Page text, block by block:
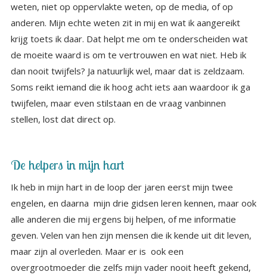
stellen, lost dat direct op.
De helpers in mijn hart
Ik heb in mijn hart in de loop der jaren eerst mijn twee
engelen, en daarna mijn drie gidsen leren kennen, maar ook
alle anderen die mij ergens bij helpen, of me informatie
geven. Velen van hen zijn mensen die ik kende uit dit leven,
maar zijn al overleden. Maar er is ook een
overgrootmoeder die zelfs mijn vader nooit heeft gekend,
en ik dus ook niet. Zij helpt mij bij kwesties die te maken
hebben met familie en familielijnen. Bloedverwanten dus.
Zij hielp me om te gaan met hele moeilijke dingen die
gebeurden in mijn leven en die me veel pijn en verdriet
gaven. Zij liet me zien dat ik mijn hele lijn van voorouders
hielp door het in mijzelf op te lossen. Ik voelde de pijn van
allen die een vergelijkbare ervaring hadden gehad. Ik zag
dan ook via haar een hele stoet van mensen uit mijn
familiegeschiedenis die gebogen liepen onder het hun
aangedane leed. Zij hadden toen niet de mogelijkheid om
het echt op te lossen, ik gelukkig wel, met hulp van mijn
overgrootmoeder. Zij vertelde mij ook dat ik als enige
bewuste in deze ( grote familie gekomen was om dit te